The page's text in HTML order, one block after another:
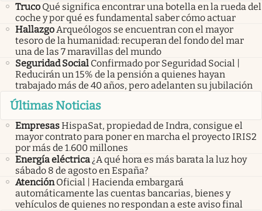
Truco Qué significa encontrar una botella en la rueda del
coche y por qué es fundamental saber cómo actuar
Hallazgo Arqueólogos se encuentran con el mayor
tesoro de la humanidad: recuperan del fondo del mar
una de las 7 maravillas del mundo
Seguridad Social Confirmado por Seguridad Social |
Reducirán un 15% de la pensión a quienes hayan
trabajado más de 40 años, pero adelanten su jubilación
Últimas Noticias
EmpresasHispaSat, propiedad de Indra, consigue el
mayor contrato para poner en marcha el proyecto IRIS2
por más de 1.600 millones
Energía eléctrica¿A qué hora es más barata la luz hoy
sábado 8 de agosto en España?
Atención Oficial | Hacienda embargará
automáticamente las cuentas bancarias, bienes y
vehículos de quienes no respondan a este aviso final